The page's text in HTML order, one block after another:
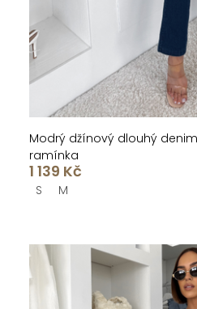
ů
k
t
ů
Modrý džínový dlouhý denim
ramínka
1 139 Kč
S M